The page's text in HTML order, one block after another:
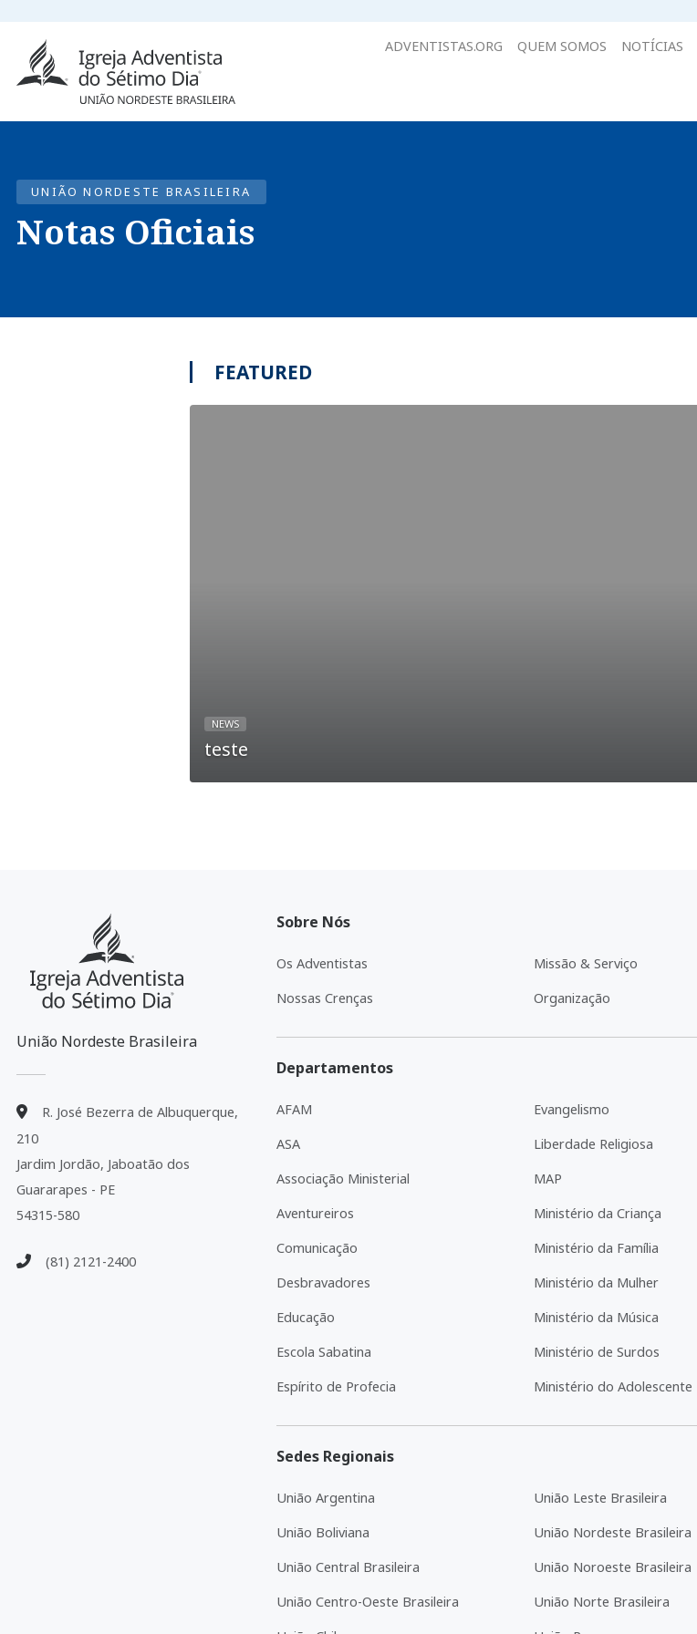
ADVENTISTAS.ORG QUEM SOMOS NOTÍCIAS
UNIÃO NORDESTE BRASILEIRA
Notas Oficiais
FEATURED
NEWS
teste
União Nordeste Brasileira
R. José Bezerra de Albuquerque,
210
Jardim Jordão, Jaboatão dos
Guararapes - PE
54315-580
(81) 2121-2400
Sobre Nós
Os Adventistas
Nossas Crenças
Missão & Serviço
Organização
Departamentos
AFAM
ASA
Associação Ministerial
Aventureiros
Comunicação
Desbravadores
Educação
Escola Sabatina
Espírito de Profecia
Evangelismo
Liberdade Religiosa
MAP
Ministério da Criança
Ministério da Família
Ministério da Mulher
Ministério da Música
Ministério de Surdos
Ministério do Adolescente
Sedes Regionais
União Argentina
União Boliviana
União Central Brasileira
União Centro-Oeste Brasileira
União Leste Brasileira
União Nordeste Brasileira
União Noroeste Brasileira
União Norte Brasileira